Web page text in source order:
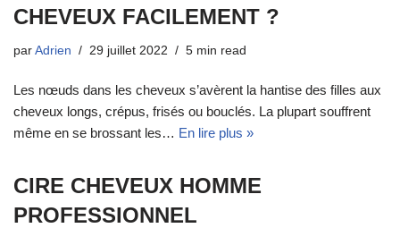
CHEVEUX FACILEMENT ?
par Adrien 29 juillet 2022 5 min read
Les nœuds dans les cheveux s’avèrent la hantise des filles aux
cheveux longs, crépus, frisés ou bouclés. La plupart souffrent
même en se brossant les… En lire plus »
CIRE CHEVEUX HOMME
PROFESSIONNEL